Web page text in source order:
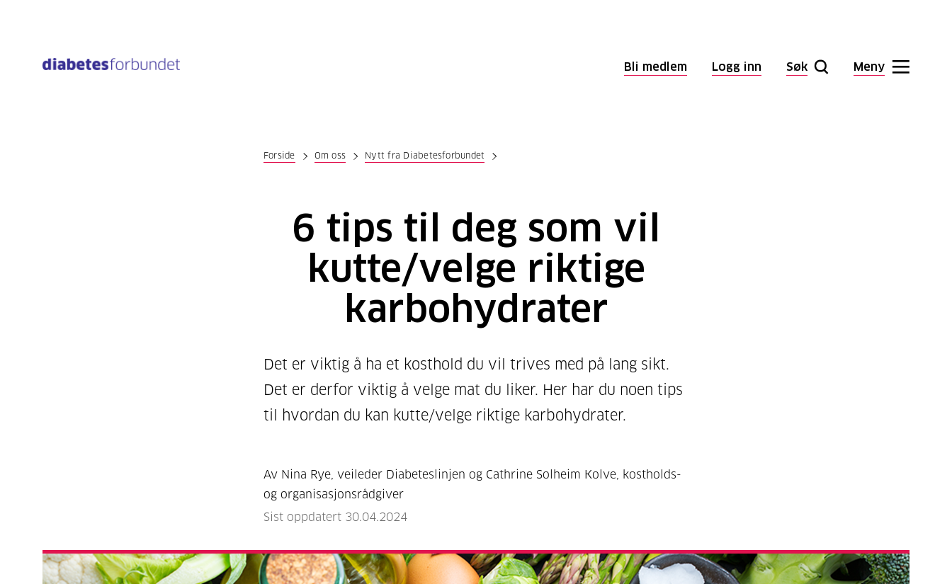
Bli medlem Logg inn Søk Meny
Forside Om oss Nytt fra Diabetesforbundet
6 tips til deg som vil
kutte/velge riktige
karbohydrater
Det er viktig å ha et kosthold du vil trives med på lang sikt.
Det er derfor viktig å velge mat du liker. Her har du noen tips
til hvordan du kan kutte/velge riktige karbohydrater.
Av Nina Rye, veileder Diabeteslinjen og Cathrine Solheim Kolve, kostholds-
og organisasjonsrådgiver
Sist oppdatert 30.04.2024